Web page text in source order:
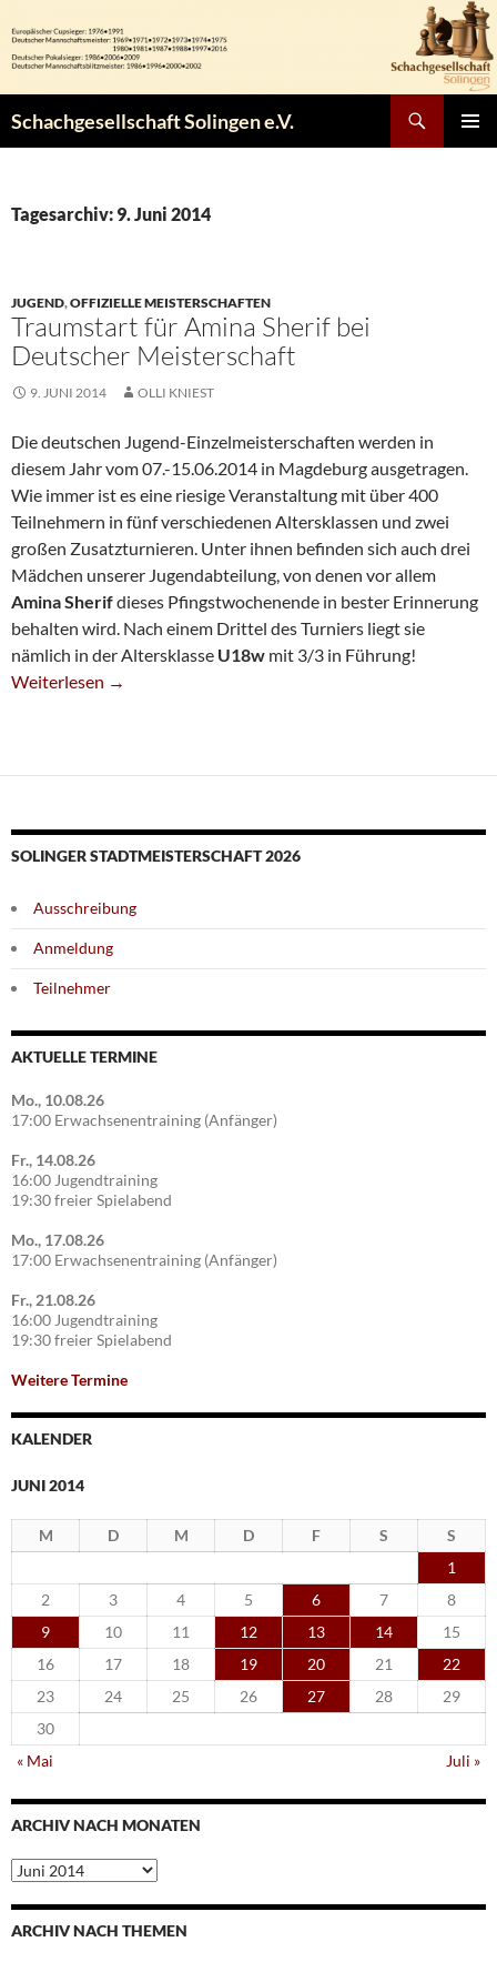
Inhalt
springen
Schachgesellschaft Solingen e.V.
Tagesarchiv: 9. Juni 2014
JUGEND,OFFIZIELLE MEISTERSCHAFTEN
Traumstart für Amina Sherif bei
Deutscher Meisterschaft
9. JUNI 2014 OLLI KNIEST
Die deutschen Jugend-Einzelmeisterschaften werden in
diesem Jahr vom 07.-15.06.2014 in Magdeburg ausgetragen.
Wie immer ist es eine riesige Veranstaltung mit über 400
Teilnehmern in fünf verschiedenen Altersklassen und zwei
großen Zusatzturnieren. Unter ihnen befinden sich auch drei
Mädchen unserer Jugendabteilung, von denen vor allem
Amina Sherifdieses Pfingstwochenende in bester Erinnerung
behalten wird. Nach einem Drittel des Turniers liegt sie
nämlich in der Altersklasse U18w mit 3/3 in Führung!
Traumstart Für Amina Sherif Bei Deutscher Meisterschaft
Weiterlesen →
SOLINGER STADTMEISTERSCHAFT 2026
Ausschreibung
Anmeldung
Teilnehmer
AKTUELLE TERMINE
Mo., 10.08.26
17:00 Erwachsenentraining (Anfänger)
Fr., 14.08.26
16:00 Jugendtraining
19:30 freier Spielabend
Mo., 17.08.26
17:00 Erwachsenentraining (Anfänger)
Fr., 21.08.26
16:00 Jugendtraining
19:30 freier Spielabend
Weitere Termine
KALENDER
JUNI 2014
M D M D F S
S
1
2
3 4 5 6 7
8
9
10 11 12 13 14
15
16
17 18 19 20 21
22
23
24 25 26 27 28
29
30
« Mai
Juli »
ARCHIV NACH MONATEN
Archiv
nach
Monaten
ARCHIV NACH THEMEN